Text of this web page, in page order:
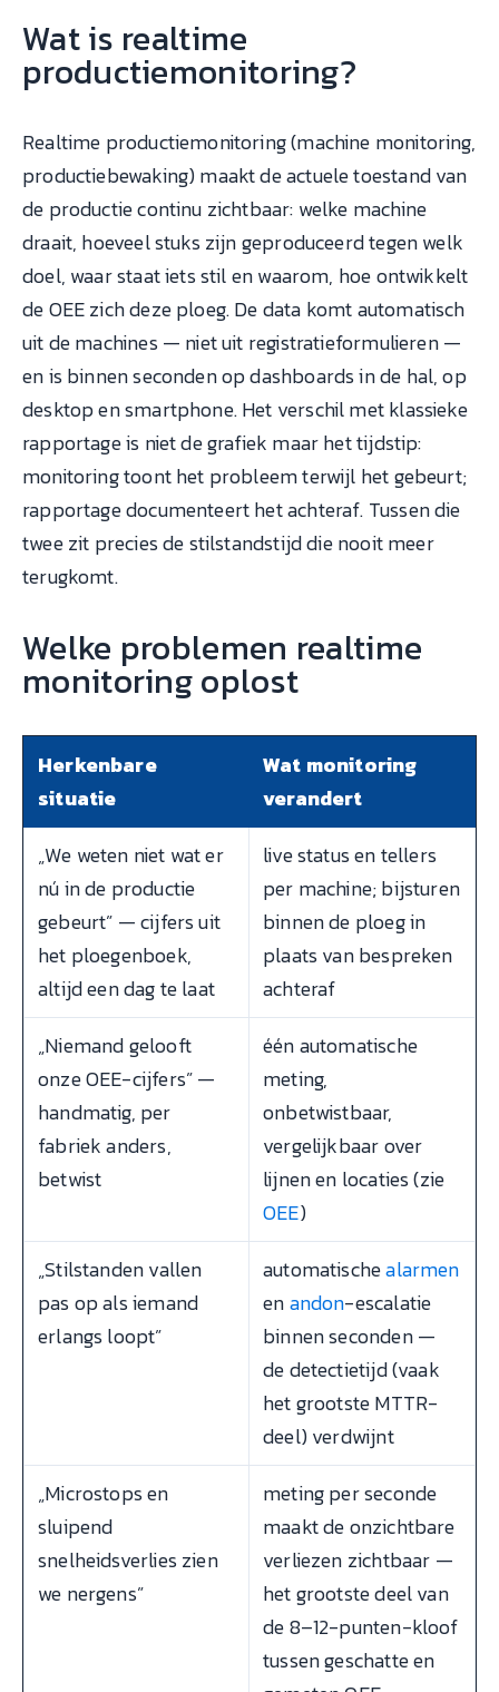
Wat is realtime
productiemonitoring?
Realtime productiemonitoring (machine monitoring,
productiebewaking) maakt de actuele toestand van
de productie continu zichtbaar: welke machine
draait, hoeveel stuks zijn geproduceerd tegen welk
doel, waar staat iets stil en waarom, hoe ontwikkelt
de OEE zich deze ploeg. De data komt automatisch
uit de machines — niet uit registratieformulieren —
en is binnen seconden op dashboards in de hal, op
desktop en smartphone. Het verschil met klassieke
rapportage is niet de grafiek maar het tijdstip:
monitoring toont het probleem terwijl het gebeurt;
rapportage documenteert het achteraf. Tussen die
twee zit precies de stilstandstijd die nooit meer
terugkomt.
Welke problemen realtime
monitoring oplost
Herkenbare
situatie
Wat monitoring
verandert
„We weten niet wat er
nú in de productie
gebeurt” — cijfers uit
het ploegenboek,
altijd een dag te laat
live status en tellers
per machine; bijsturen
binnen de ploeg in
plaats van bespreken
achteraf
„Niemand gelooft
onze OEE-cijfers” —
handmatig, per
fabriek anders,
betwist
één automatische
meting,
onbetwistbaar,
vergelijkbaar over
lijnen en locaties (zie
OEE)
„Stilstanden vallen
pas op als iemand
erlangs loopt”
automatischealarmen
enandon-escalatie
binnen seconden —
de detectietijd (vaak
het grootste MTTR-
deel) verdwijnt
„Microstops en
sluipend
snelheidsverlies zien
we nergens”
meting per seconde
maakt de onzichtbare
verliezen zichtbaar —
het grootste deel van
de 8–12-punten-kloof
tussen geschatte en